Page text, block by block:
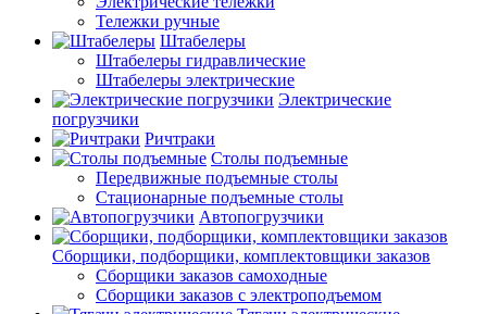
Тележки ручные
Штабелеры
Штабелеры гидравлические
Штабелеры электрические
Электрические
погрузчики
Ричтраки
Столы подъемные
Передвижные подъемные столы
Стационарные подъемные столы
Автопогрузчики
Сборщики, подборщики, комплектовщики заказов
Сборщики заказов самоходные
Сборщики заказов с электроподъемом